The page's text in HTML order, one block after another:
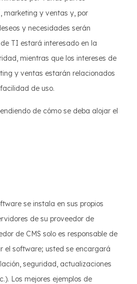
marketing y ventas y, por
y necesidades serán
TI estará interesado en la
mientras que los intereses de
y ventas estarán relacionados
de uso.
de cómo se deba alojar el
se instala en sus propios
de su proveedor de
de CMS solo es responsable de
el software; usted se encargará
seguridad, actualizaciones
Los mejores ejemplos de